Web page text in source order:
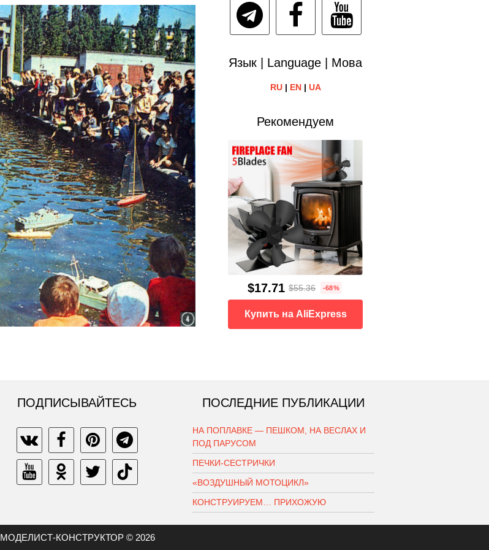
Язык | Language | Мова
RU| EN| UA
Рекомендуем
$17.71 $55.36 -68%
Купить на AliExpress
ПОДПИСЫВАЙТЕСЬ ПОСЛЕДНИЕ ПУБЛИКАЦИИ
НА ПОПЛАВКЕ — ПЕШКОМ, НА ВЕСЛАХ И
ПОД ПАРУСОМ
ПЕЧКИ-СЕСТРИЧКИ
«ВОЗДУШНЫЙ МОТОЦИКЛ»
КОНСТРУИРУЕМ… ПРИХОЖУЮ
МОДЕЛИСТ-КОНСТРУКТОР © 2026